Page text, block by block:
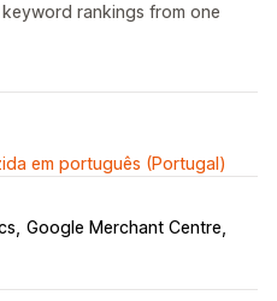
rankings from one
em português (Portugal)
Google Merchant Centre